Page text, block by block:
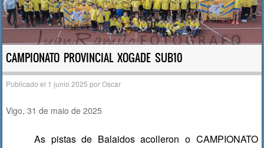
CAMPIONATO PROVINCIAL XOGADE SUB10
Publicado el 1 junio 2025 porOscar
Vigo, 31 de maio de 2025
As pistas de Balaidos acolleron o CAMPIONATO